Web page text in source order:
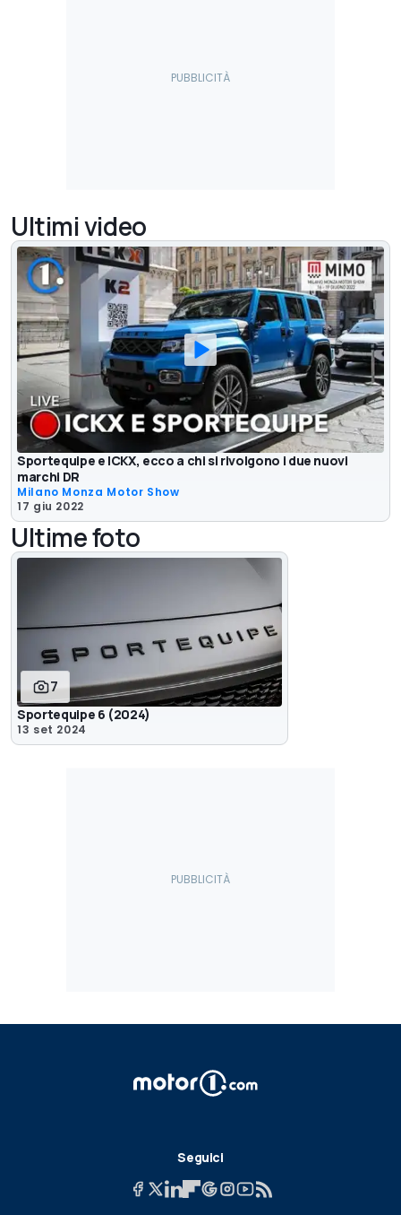
Ultimi video
Sportequipe e ICKX, ecco a chi si rivolgono i due nuovi
marchi DR
Milano Monza Motor Show
17 giu 2022
Ultime foto
7
Sportequipe 6 (2024)
13 set 2024
Seguici